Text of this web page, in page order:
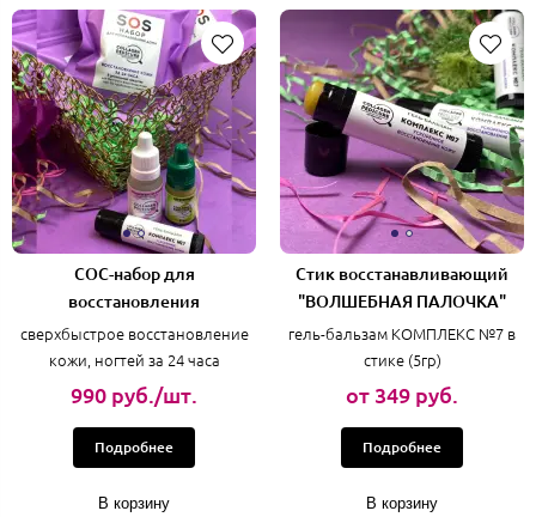
СОС-набор для
восстановления
сверхбыстрое восстановление
кожи, ногтей за 24 часа
990 руб./шт.
Подробнее
В корзину
Стик восстанавливающий
"ВОЛШЕБНАЯ ПАЛОЧКА"
гель-бальзам КОМПЛЕКС №7 в
стике (5гр)
от 349 руб.
Подробнее
В корзину